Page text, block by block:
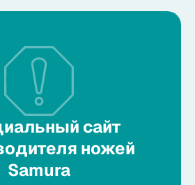
сайт
ножей
Samura